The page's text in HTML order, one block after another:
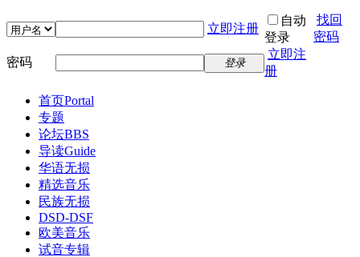
立即注册
自动
登录
找回
密码
密码
登录
立即注
册
首页Portal
专题
论坛BBS
导读Guide
华语无损
精选音乐
民族无损
DSD-DSF
欧美音乐
试音专辑